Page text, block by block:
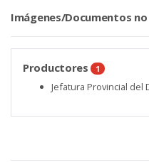
Imágenes/Documentos
Productores 1
Jefatura Provincial del